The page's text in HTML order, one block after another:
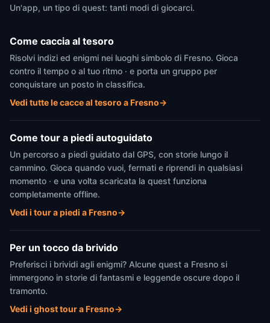
Un'app, un tipo di quest: tanti modi di giocarci.
Come caccia al tesoro
Risolvi indizi ed enigmi nei luoghi simbolo di Fresno. Gioca
contro il tempo o al tuo ritmo · e porta un gruppo per
conquistare un posto in classifica.
Vedi tutte le cacce al tesoro a Fresno→
Come tour a piedi autoguidato
Un percorso a piedi guidato dal GPS, con storie lungo il
cammino. Gioca quando vuoi, fermati e riprendi in qualsiasi
momento · e una volta scaricata la quest funziona
completamente offline.
Vedi i tour a piedi a Fresno→
Per un tocco da brivido
Preferisci i brividi agli enigmi? Alcune quest a Fresno si
immergono in storie di fantasmi e leggende oscure dopo il
tramonto.
Vedi i ghost tour a Fresno→